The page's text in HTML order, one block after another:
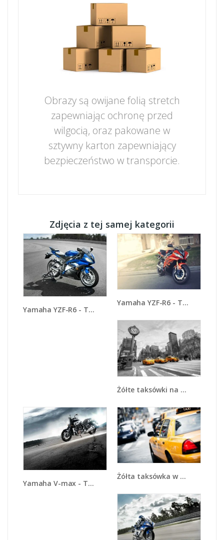
Obrazy są owijane folią stretch
zapewniając ochronę przed
wilgocią, oraz pakowane w
sztywny karton zapewniający
bezpieczeństwo w transporcie.
Zdjęcia z tej samej kategorii
Yamaha YZF-R6 - TM098
Yamaha YZF-R6 - TM117
Żółte taksówki na szarym tle miasta - TM225
Yamaha V-max - TM054
Żółta taksówka w Nowym Yorku - TM150